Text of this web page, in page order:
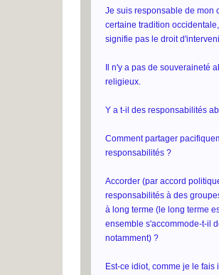
Je suis responsable de mon
certaine tradition
signifie pas le droit
Il n'y a pas de souveraineté
religieux.
Y a t-il des responsabilités
Comment partager
responsabilités ?
Accorder (par accord
responsabilités à des
à long terme (le long terme
ensemble s'accommode-t-il
notamment) ?
Est-ce idiot, comme je le